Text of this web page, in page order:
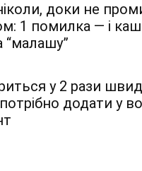
доки не
1 помилка — і
“малашу”
у 2 рази
додати у